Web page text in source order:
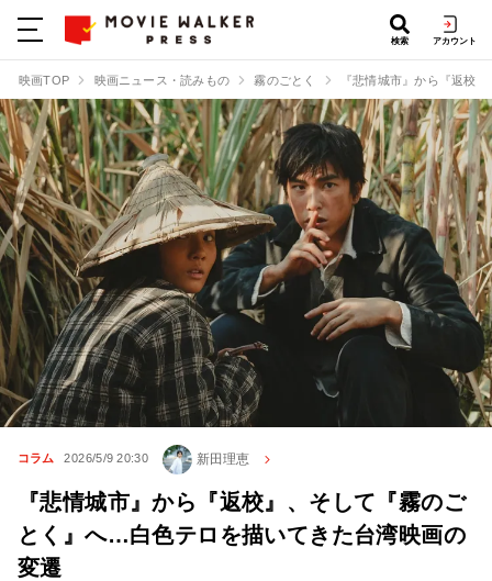
検索 アカウント
映画TOP 映画ニュース・読みもの 霧のごとく 『悲情城市』から『返校
コラム 2026/5/9 20:30 新田理恵
『悲情城市』から『返校』、そして『霧のご
とく』へ…白色テロを描いてきた台湾映画の
変遷